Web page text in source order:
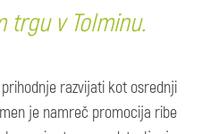
trgu v Tolminu.
razvijati kot osrednji
je namreč promocija ribe